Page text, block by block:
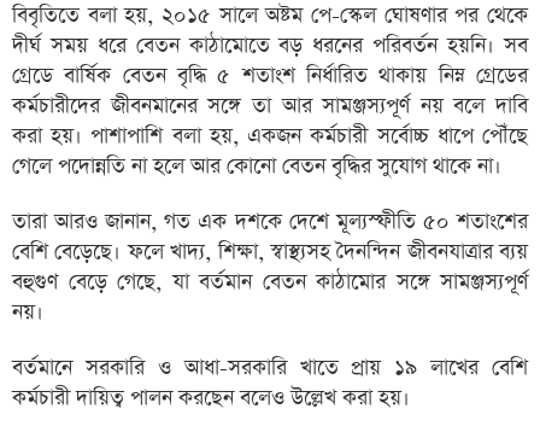
বিবৃতিতে বলা হয়, ২০১৫ সালে অষ্টম পে-স্কেল ঘোষণার পর থেকে
দীর্ঘ সময় ধরে বেতন কাঠামোতে বড় ধরনের পরিবর্তন হয়নি। সব
গ্রেডে বার্ষিক বেতন বৃদ্ধি ৫ শতাংশ নির্ধারিত থাকায় নিম্ন গ্রেডের
কর্মচারীদের জীবনমানের সঙ্গে তা আর সামঞ্জস্যপূর্ণ নয় বলে দাবি
করা হয়। পাশাপাশি বলা হয়, একজন কর্মচারী সর্বোচ্চ ধাপে পৌঁছে
গেলে পদোন্নতি না হলে আর কোনো বেতন বৃদ্ধির সুযোগ থাকে না।
তারা আরও জানান, গত এক দশকে দেশে মূল্যস্ফীতি ৫০ শতাংশের
বেশি বেড়েছে। ফলে খাদ্য, শিক্ষা, স্বাস্থ্যসহ দৈনন্দিন জীবনযাত্রার ব্যয়
বহুগুণ বেড়ে গেছে, যা বর্তমান বেতন কাঠামোর সঙ্গে সামঞ্জস্যপূর্ণ
নয়।
বর্তমানে সরকারি ও আধা-সরকারি খাতে প্রায় ১৯ লাখের বেশি
কর্মচারী দায়িত্ব পালন করছেন বলেও উল্লেখ করা হয়।